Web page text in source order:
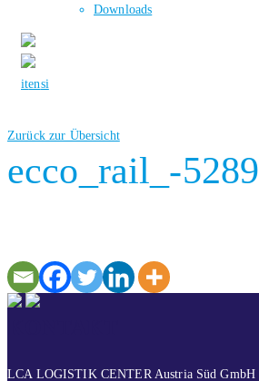
Downloads
itensi
Zurück zur Übersicht
ecco_rail_-5289
LCA LOGISTIK CENTER Austria Süd GmbH